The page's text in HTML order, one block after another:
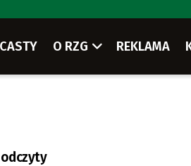
O RZG REKLAMA
odczyty